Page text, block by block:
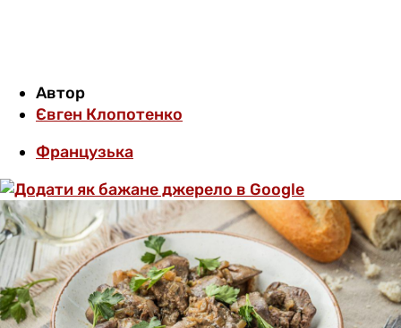
Автор
Євген Клопотенко
Французька